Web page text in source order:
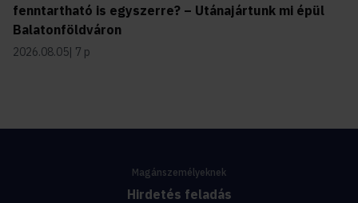
fenntartható is egyszerre? – Utánajártunk mi épül
Balatonföldváron
2026.08.05 7 p
Magánszemélyeknek
Hirdetés feladás